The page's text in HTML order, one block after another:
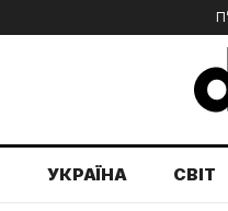
УКРАЇНА СВІТ